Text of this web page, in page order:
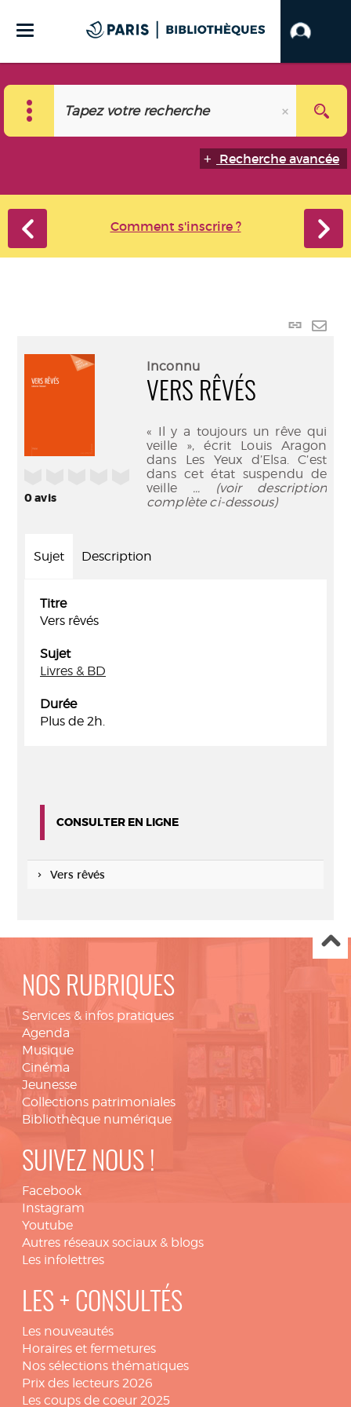
Recherche avancée
Comment s'inscrire ?
Lien
0avis
Inconnu
VERS RÊVÉS
« Il y a toujours un rêve qui
veille », écrit Louis Aragon
dans Les Yeux d’Elsa. C’est
dans cet état suspendu de
veille ... (voir description
complète ci-dessous)
Sujet Description
Titre
Vers rêvés
Sujet
Livres & BD
Durée
Plus de 2h.
CONSULTER EN LIGNE
Vers rêvés
NOS RUBRIQUES
Services & infos pratiques
Agenda
Musique
Cinéma
Jeunesse
Collections patrimoniales
Bibliothèque numérique
SUIVEZ NOUS !
Facebook
Instagram
Youtube
Autres réseaux sociaux & blogs
Les infolettres
LES + CONSULTÉS
Les nouveautés
Horaires et fermetures
Nos sélections thématiques
Prix des lecteurs 2026
Les coups de coeur 2025